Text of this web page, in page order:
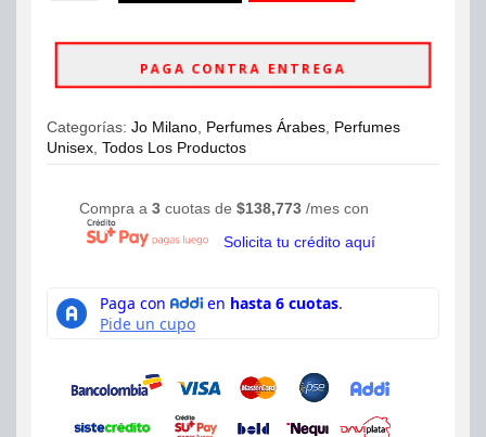
Game
Spades
Parfum
Luxury
cantidad
PAGA CONTRA ENTREGA
Categorías: Jo Milano Perfumes Árabes Perfumes
Unisex Todos Los Productos
Compra a 3 cuotas de $138,773 /mes con
Solicita tu crédito aquí